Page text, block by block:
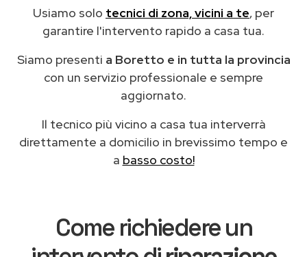
Usiamo solo tecnici di zona, vicini a te, per
garantire l'intervento rapido a casa tua.
Siamo presenti a Boretto e in tutta la provincia
con un servizio professionale e sempre
aggiornato.
Il tecnico più vicino a casa tua interverrà
direttamente a domicilio in brevissimo tempo e
a basso costo!
Come richiedere un